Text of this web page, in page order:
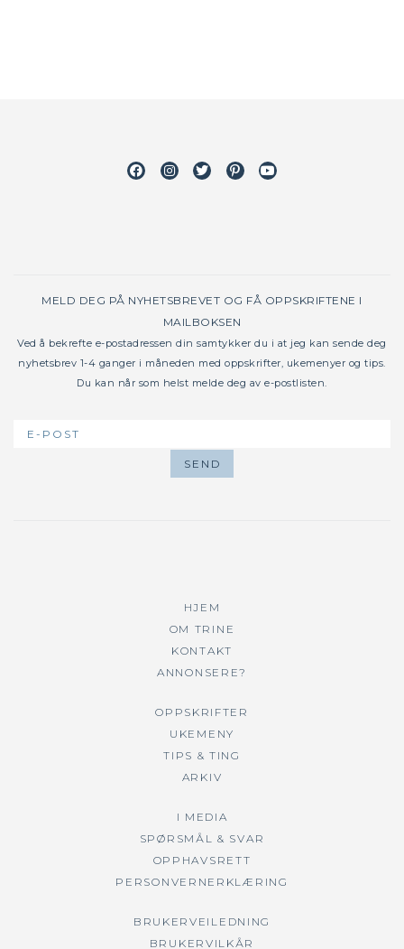
FacebookInstagram
TwitterPinterestYoutube
MELD DEG PÅ NYHETSBREVET OG FÅ OPPSKRIFTENE I
MAILBOKSEN
Ved å bekrefte e-postadressen din samtykker du i at jeg kan sende deg
nyhetsbrev 1-4 ganger i måneden med oppskrifter, ukemenyer og tips.
Du kan når som helst melde deg av e-postlisten.
HJEM
OM TRINE
KONTAKT
ANNONSERE?
OPPSKRIFTER
UKEMENY
TIPS & TING
ARKIV
I MEDIA
SPØRSMÅL & SVAR
OPPHAVSRETT
PERSONVERNERKLÆRING
BRUKERVEILEDNING
BRUKERVILKÅR